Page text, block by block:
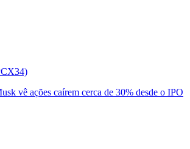
vê ações caírem cerca de 30% desde o IPO